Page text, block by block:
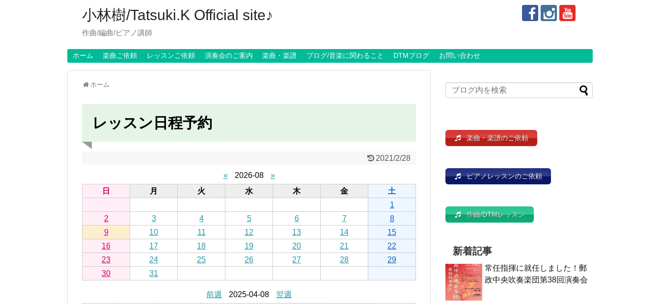
小林樹/Tatsuki.K Official site♪
作曲/編曲/ピアノ講師
ホーム 楽曲ご依頼 レッスンご依頼 演奏会のご案内 楽曲・楽譜 ブログ/音楽に関わること DTMブログ お問い合わせ
ホーム
レッスン日程予約
2021/2/28
« 2026-08
»
日
月 火 水 木 金
土
1
2
3 4 5 6 7
8
9
10 11 12 13 14
15
16
17 18 19 20 21
22
23
24 25 26 27 28
29
30
31
前週 2025-04-08 翌週
楽曲・楽譜のご依頼
ピアノレッスンのご依頼
作曲/DTMレッスン
新着記事
常任指揮に就任しました！郵
政中央吹奏楽団第38回演奏会